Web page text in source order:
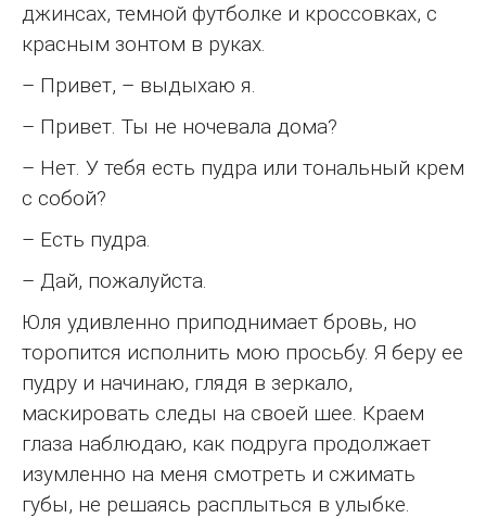
джинсах, темной футболке и кроссовках, с
красным зонтом в руках.
– Привет, – выдыхаю я.
– Привет. Ты не ночевала дома?
– Нет. У тебя есть пудра или тональный крем
с собой?
– Есть пудра.
– Дай, пожалуйста.
Юля удивленно приподнимает бровь, но
торопится исполнить мою просьбу. Я беру ее
пудру и начинаю, глядя в зеркало,
маскировать следы на своей шее. Краем
глаза наблюдаю, как подруга продолжает
изумленно на меня смотреть и сжимать
губы, не решаясь расплыться в улыбке.